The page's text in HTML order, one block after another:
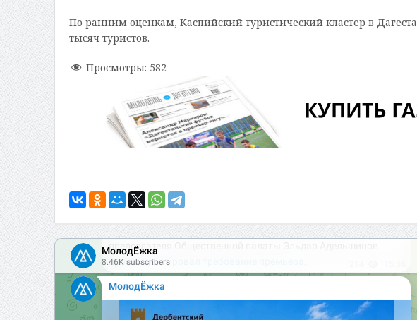
По ранним оценкам, Каспийский туристический кластер в
тысяч туристов.
Просмотры: 582